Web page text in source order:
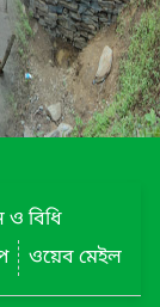
বিধি
ওয়েব মেইল